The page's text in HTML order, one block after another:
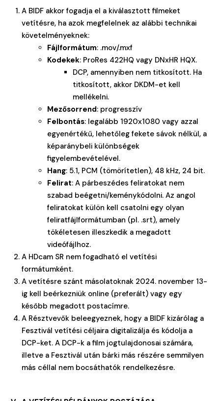
A BIDF akkor fogadja el a kiválasztott filmeket
vetítésre, ha azok megfelelnek az alábbi technikai
követelményeknek:
Fájlformátum: .mov/.mxf
Kodekek: ProRes 422HQ vagy DNxHR HQX.
DCP, amennyiben nem titkosított. Ha
titkosított, akkor DKDM-et kell
mellékelni.
Mezősorrend: progresszív
Felbontás: legalább 1920x1080 vagy azzal
egyenértékű, lehetőleg fekete sávok nélkül, a
képaránybeli különbségek
figyelembevételével.
Hang: 5.1, PCM (tömörítetlen), 48 kHz, 24 bit.
Felirat: A párbeszédes feliratokat nem
szabad beégetni/keménykódolni. Az angol
feliratokat külön kell csatolni egy olyan
feliratfájlformátumban (pl. .srt), amely
tökéletesen illeszkedik a megadott
videófájlhoz.
A HDcam SR nem fogadható el vetítési
formátumként.
A vetítésre szánt másolatoknak 2024. november 13-
ig kell beérkezniük online (preferált) vagy egy
később megadott postacímre.
A Résztvevők beleegyeznek, hogy a BIDF kizárólag a
Fesztivál vetítési céljaira digitalizálja és kódolja a
DCP-ket. A DCP-k a film jogtulajdonosai számára,
illetve a Fesztivál után bárki más részére semmilyen
más céllal nem bocsáthatók rendelkezésre.